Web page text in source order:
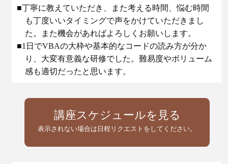
■丁寧に教えていただき、また考える時間、悩む時間
も丁度いいタイミングで声をかけていただきまし
た。また機会があればよろしくお願いします。
■1日でVBAの大枠や基本的なコードの読み方が分か
り、大変有意義な研修でした。難易度やボリューム
感も適切だったと思います。
講座スケジュールを見る
表示されない場合は日程リクエストをしてください。